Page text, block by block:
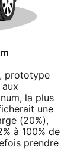
prototype
la plus
une
(20%),
à 100% de
prendre